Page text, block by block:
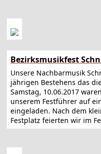
Bezirksmusikfest
Unsere Nachbarmusik
jährigen Bestehens das
Samstag, 10.06.2017
unserem Festführer auf
eingeladen. Nach dem
Festplatz feierten wir im